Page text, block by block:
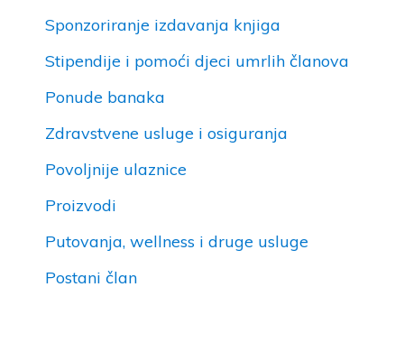
Sponzoriranje izdavanja knjiga
Stipendije i pomoći djeci umrlih članova
Ponude banaka
Zdravstvene usluge i osiguranja
Povoljnije ulaznice
Proizvodi
Putovanja, wellness i druge usluge
Postani član